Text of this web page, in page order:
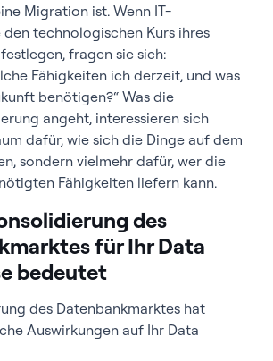
Migration ist. Wenn IT-
den technologischen Kurs ihres
fragen sie sich:
Fähigkeiten ich derzeit, und was
benötigen?“ Was die
angeht, interessieren sich
dafür, wie sich die Dinge auf dem
sondern vielmehr dafür, wer die
Fähigkeiten liefern kann.
des
für Ihr Data
bedeutet
des Datenbankmarktes hat
Auswirkungen auf Ihr Data